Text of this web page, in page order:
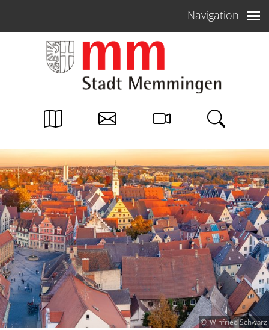
Navigation
Winfried Schwarz